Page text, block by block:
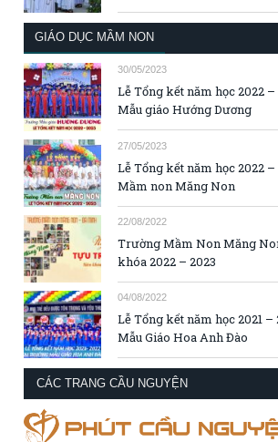
GIÁO DỤC MẦM NON
30/05/2023
Lễ Tổng kết năm học 2022
Mẫu giáo Hướng Dương
27/05/2023
Lễ Tổng kết năm học 2022
Mầm non Măng Non
22/08/2022
Trường Mầm Non Măng
khóa 2022 – 2023
04/08/2022
Lễ Tổng kết năm học 2021
Mẫu Giáo Hoa Anh Đào
CÁC TRANG CẦU NGUYỆN